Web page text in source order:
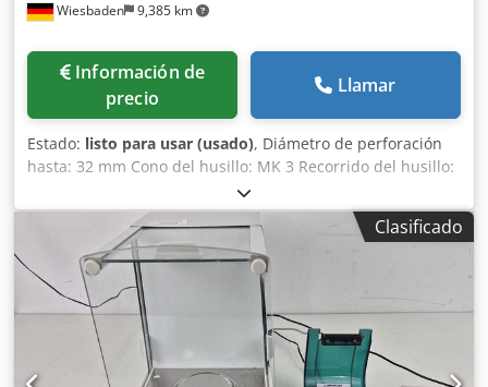
Wiesbaden 9,385 km
Información de
precio
Llamar
Estado: listo para usar (usado), Diámetro de perforación
hasta: 32 mm Cono del husillo: MK 3 Recorrido del husillo:
120 mm Superficie de sujeción de la mesa: 335 x 335 mm
Dkedpfx Acsyvtcqefsr Mesa giratoria horizontalmente: 360°
Máxima distancia entre la mesa y el husillo: 530 mm
Máxima distancia entre la placa base mecanizada y el
husillo aprox.: 1105 mm 6 velocidades del husillo: 160 -
930 rpm Motor de accionamiento: 380 V, 0,9/1,3 kW
Dimensiones (LxWxH): 470 x 900 x 1780 mm Peso: 350 kg
Clasificado